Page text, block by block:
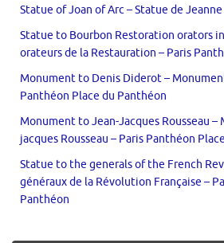
Statue of Joan of Arc – Statue de Jeanne
Statue to Bourbon Restoration orators
orateurs de la Restauration – Paris
Monument to Denis Diderot –
Panthéon Place du Panthéon
Monument to Jean-Jacques Rousseau –
jacques Rousseau – Paris Panthéon
Statue to the generals of the French
généraux de la Révolution Française –
Panthéon